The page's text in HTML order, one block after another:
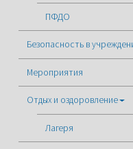
ПФДО
Безопасность в
Мероприятия
Отдых и оздоровление
Лагеря